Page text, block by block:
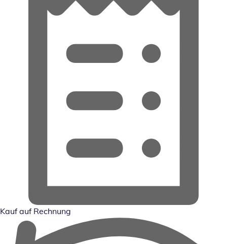
Kauf auf Rechnung